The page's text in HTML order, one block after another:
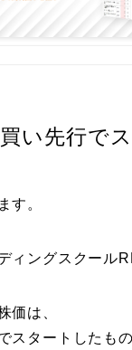
い先行で
す。
ィングスクール
価は、
スタートしたも